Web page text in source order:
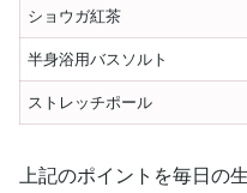
ショウガ紅茶
半身浴用バスソルト
ストレッチポール
上記のポイントを毎日の